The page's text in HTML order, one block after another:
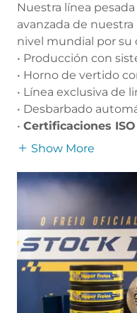
Nuestra línea
avanzada de
nivel mundial por su
• Producción con
• Horno de vertido
• Línea exclusiva de
• Desbarbado
• Certificaciones ISO
Show More